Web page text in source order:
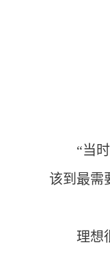
“当
该到最需
理想